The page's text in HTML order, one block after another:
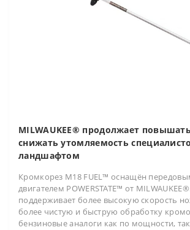
MILWAUKEE® продолжает
снижать утомляемость
ландшафтом
Кромкорез M18 FUEL™ оснащён
двигателем POWERSTATE™ от
поддерживает более высокую скорость
более чистую и быструю обработку
бензиновые аналоги как по мощности,